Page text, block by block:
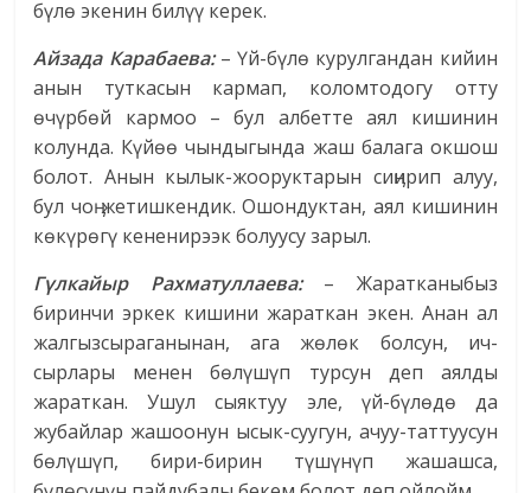
бүлө экенин билүү керек.
Айзада Карабаева:– Үй-бүлө курулгандан кийин
анын туткасын кармап, коломтодогу отту
өчүрбөй кармоо – бул албетте аял кишинин
колунда. Күйөө чындыгында жаш балага окшош
болот. Анын кылык-жооруктарын сиӊирип алуу,
бул чоӊ жетишкендик. Ошондуктан, аял кишинин
көкүрөгү кененирээк болуусу зарыл.
Гүлкайыр Рахматуллаева:– Жаратканыбыз
биринчи эркек кишини жараткан экен. Анан ал
жалгызсыраганынан, ага жөлөк болсун, ич-
сырлары менен бөлүшүп турсун деп аялды
жараткан. Ушул сыяктуу эле, үй-бүлөдө да
жубайлар жашоонун ысык-суугун, ачуу-таттуусун
бөлүшүп, бири-бирин түшүнүп жашашса,